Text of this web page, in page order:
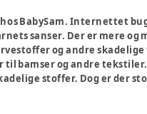
BabySam. Internettet
sanser. Der er mere og
og andre
og andre
stoffer. Dog er der